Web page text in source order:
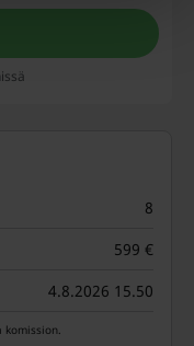
8
599 €
4.8.2026 15.50
komission.